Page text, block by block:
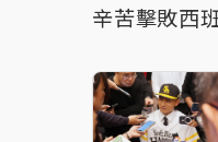
辛苦擊敗西